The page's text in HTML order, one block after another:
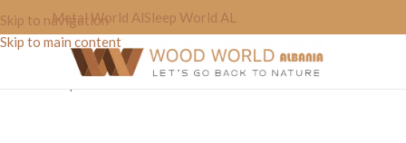
Skip to navigation
Skip to main content
Metal World AlSleep World AL